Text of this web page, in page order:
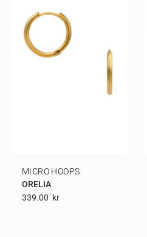
MICRO HOOPS
ORELIA
339.00 Kr